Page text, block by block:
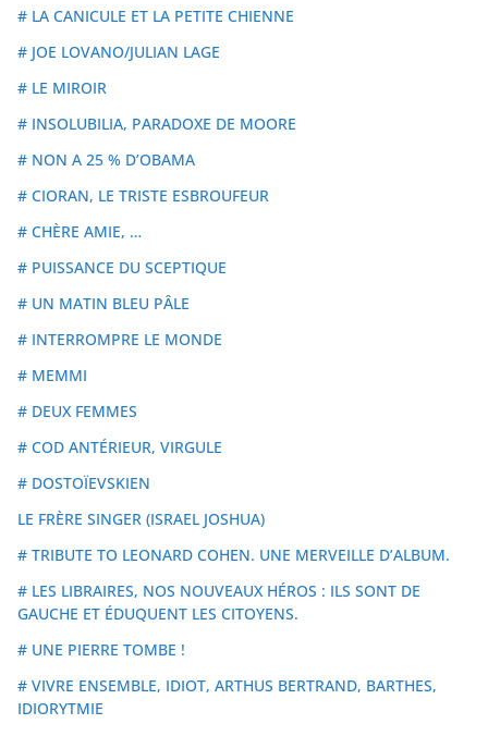
# LA CANICULE ET LA PETITE CHIENNE
# JOE LOVANO/JULIAN LAGE
# LE MIROIR
# INSOLUBILIA, PARADOXE DE MOORE
# NON A 25 % D’OBAMA
# CIORAN, LE TRISTE ESBROUFEUR
# CHÈRE AMIE, …
# PUISSANCE DU SCEPTIQUE
# UN MATIN BLEU PÂLE
# INTERROMPRE LE MONDE
# MEMMI
# DEUX FEMMES
# COD ANTÉRIEUR, VIRGULE
# DOSTOÏEVSKIEN
LE FRÈRE SINGER (ISRAEL JOSHUA)
# TRIBUTE TO LEONARD COHEN. UNE MERVEILLE D’ALBUM.
# LES LIBRAIRES, NOS NOUVEAUX HÉROS : ILS SONT DE
GAUCHE ET ÉDUQUENT LES CITOYENS.
# UNE PIERRE TOMBE !
# VIVRE ENSEMBLE, IDIOT, ARTHUS BERTRAND, BARTHES,
IDIORYTMIE